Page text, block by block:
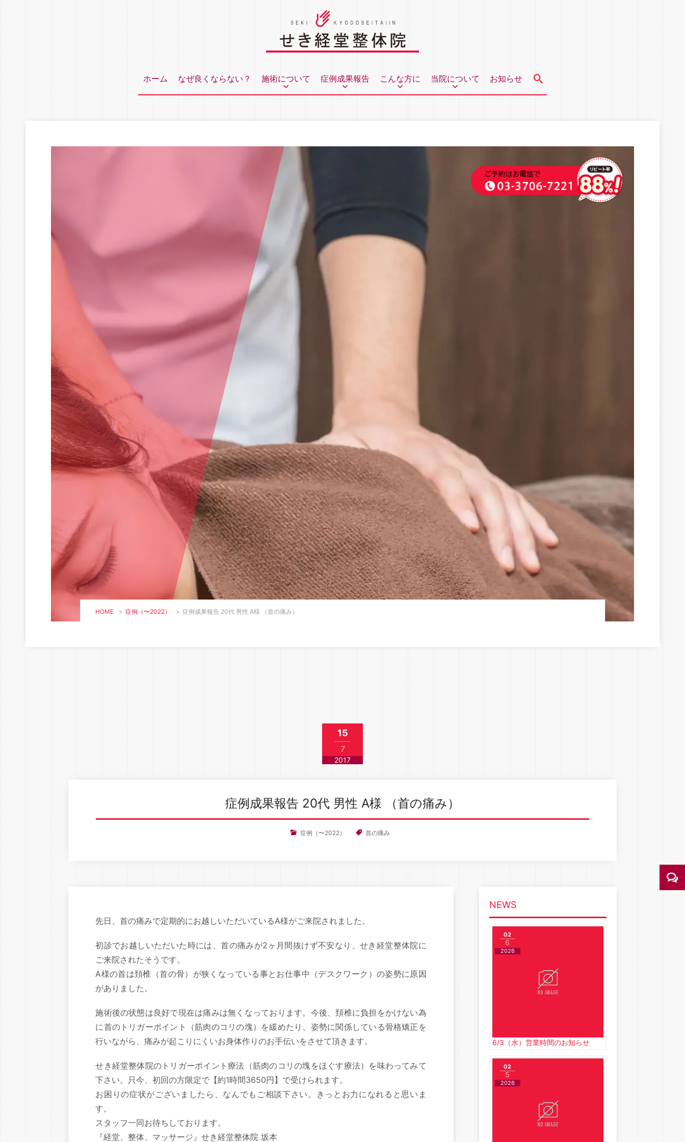
ホーム なぜ良くならない？ 施術について 症例成果報告 こんな方に 当院について お知らせ
HOME > 症例（〜2022） > 症例成果報告 20代 男性 A様 （首の痛み）
15
7
2017
症例成果報告 20代 男性 A様 （首の痛み）
症例（〜2022） 首の痛み
先日、首の痛みで定期的にお越しいただいているA様がご来院されました。
初診でお越しいただいた時には、首の痛みが2ヶ月間抜けず不安なり、せき経堂整体院に
ご来院されたそうです。
A様の首は頚椎（首の骨）が狭くなっている事とお仕事中（デスクワーク）の姿勢に原因
がありました。
施術後の状態は良好で現在は痛みは無くなっております。今後、頚椎に負担をかけない為
に首のトリガーポイント（筋肉のコリの塊）を緩めたり、姿勢に関係している骨格矯正を
行いながら、痛みが起こりにくいお身体作りのお手伝いをさせて頂きます。
せき経堂整体院のトリガーポイント療法（筋肉のコリの塊をほぐす療法）を味わってみて
下さい。只今、初回の方限定で【約1時間3650円】で受けられます。
お困りの症状がございましたら、なんでもご相談下さい。きっとお力になれると思いま
す。
スタッフ一同お待ちしております。
『経堂、整体、マッサージ』せき経堂整体院 坂本
NEWS
6/3（水）営業時間のお知らせ
02
6
2026
02
5
2026